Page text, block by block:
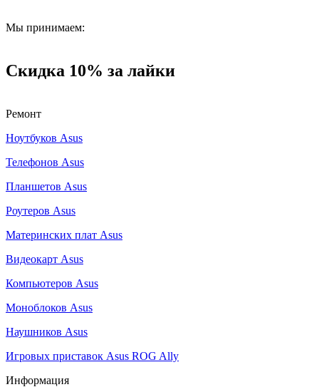
Мы принимаем:
Скидка 10% за лайки
Ремонт
Ноутбуков Asus
Телефонов Asus
Планшетов Asus
Роутеров Asus
Материнских плат Asus
Видеокарт Asus
Компьютеров Asus
Моноблоков Asus
Наушников Asus
Игровых приставок Asus ROG Ally
Информация